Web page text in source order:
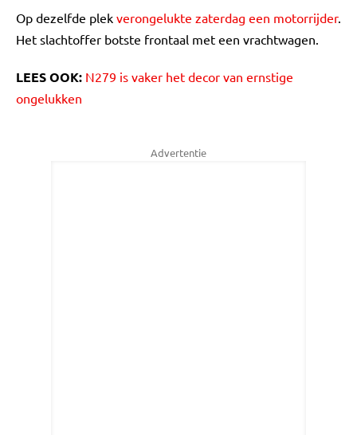
Op dezelfde plek verongelukte zaterdag een motorrijder.
Het slachtoffer botste frontaal met een vrachtwagen.
LEES OOK: N279 is vaker het decor van ernstige
ongelukken
Advertentie